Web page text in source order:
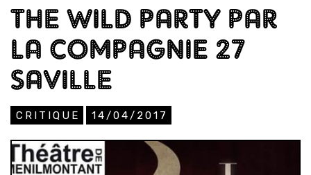
THE WILD PARTY PAR
LA COMPAGNIE 27
SAVILLE
CRITIQUE 14/04/2017